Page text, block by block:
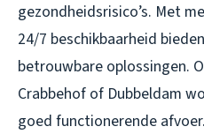
gezondheidsrisico’s. Met
24/7 beschikbaarheid
betrouwbare oplossingen.
Crabbehof of Dubbeldam
goed functionerende afvoer.